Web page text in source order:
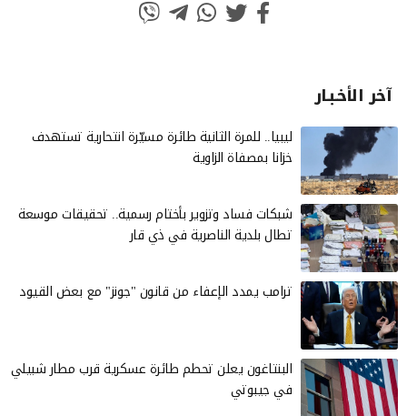
آخر الأخـبـار
ليبيا.. للمرة الثانية طائرة مسيّرة انتحارية تستهدف
خزانا بمصفاة الزاوية
شبكات فساد وتزوير بأختام رسمية.. تحقيقات موسعة
تطال بلدية الناصرية في ذي قار
ترامب يمدد الإعفاء من قانون "جونز" مع بعض القيود
البنتاغون يعلن تحطم طائرة عسكرية قرب مطار شبيلي
في جيبوتي